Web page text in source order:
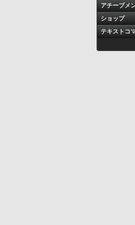
アチーブメ
ショップ
テキストコ